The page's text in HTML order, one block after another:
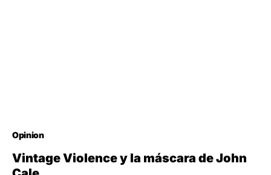
Opinion
Vintage Violence y la máscara de John